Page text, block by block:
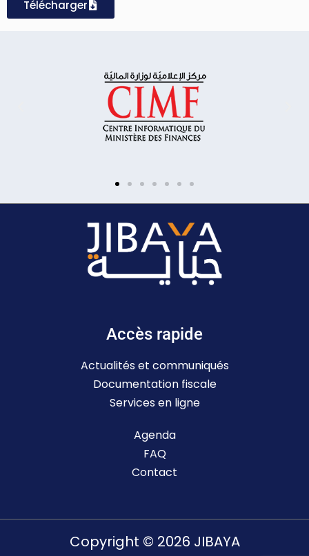
Télécharger
Accès rapide
Actualités et communiqués
Documentation fiscale
Services en ligne
Agenda
FAQ
Contact
Copyright © 2026 JIBAYA